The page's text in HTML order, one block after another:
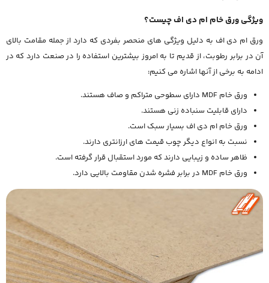
ویژگی ورق خام ام دی اف چیست؟
ورق ام دی اف به دلیل ویژگی های منحصر بفردی که دارد از جمله مقامت بالای
آن در برابر رطوبت، از قدیم تا به امروز بیشترین استفاده را در صنعت دارد که در
ادامه به برخی از آنها اشاره می کنیم:
ورق خام MDF دارای سطوحی متراکم و صاف هستند.
دارای قابلیت سنباده زنی هستند.
ورق خام ام دی اف بسیار سبک است.
نسبت به انواع دیگر چوب قیمت های ارزانتری دارند.
ظاهر ساده و زیبایی دارند که مورد استقبال قرار گرفته است.
ورق خام MDF در برابر فشره شدن مقاومت بالایی دارد.